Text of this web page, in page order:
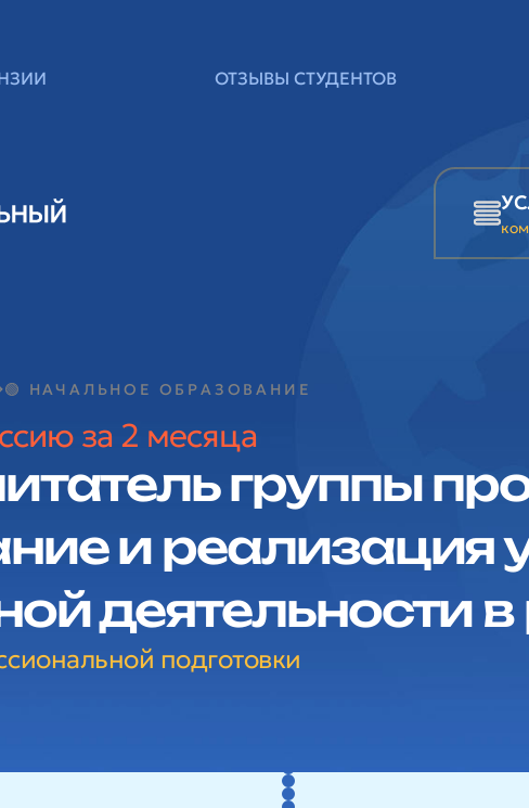
ОТЗЫВЫ СТУДЕНТОВ
🟢 НАЧАЛЬНОЕ ОБРАЗОВАНИЕ
за 2 месяца
группы
и реализация
деятельности
подготовки